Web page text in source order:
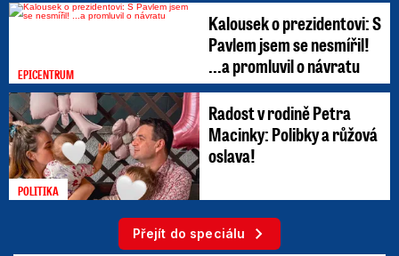
EPICENTRUM
Kalousek o prezidentovi: S
Pavlem jsem se nesmířil!
...a promluvil o návratu
POLITIKA
Radost v rodině Petra
Macinky: Polibky a růžová
oslava!
Přejít do speciálu